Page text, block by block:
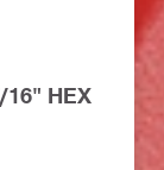
HEX